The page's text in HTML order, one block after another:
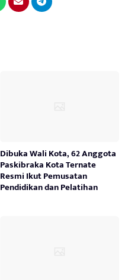
Dibuka Wali Kota, 62 Anggota
Paskibraka Kota Ternate
Resmi Ikut Pemusatan
Pendidikan dan Pelatihan